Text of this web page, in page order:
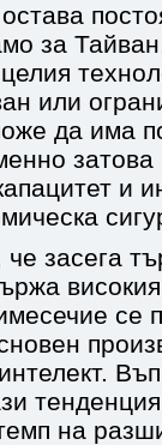
за
или
да има
затова
и
засега
се
на